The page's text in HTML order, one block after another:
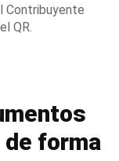
Contribuyente
QR.
de forma